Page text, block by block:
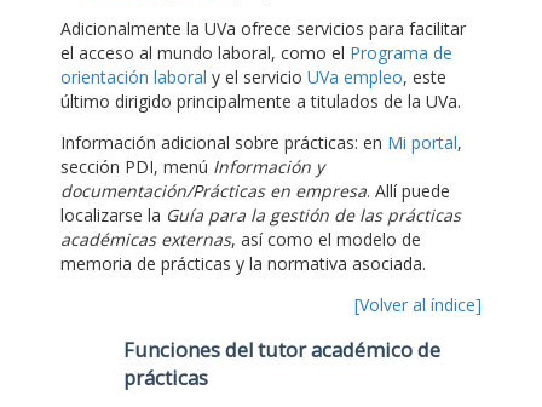
Adicionalmente la UVa ofrece servicios para facilitar
el acceso al mundo laboral, como el Programa de
orientación laboral y el servicio UVa empleo, este
último dirigido principalmente a titulados de la UVa.
Información adicional sobre prácticas: en Mi portal,
sección PDI, menú Información y
documentación/Prácticas en empresa. Allí puede
localizarse la Guía para la gestión de las prácticas
académicas externas, así como el modelo de
memoria de prácticas y la normativa asociada.
[Volver al índice]
Funciones del tutor académico de
prácticas